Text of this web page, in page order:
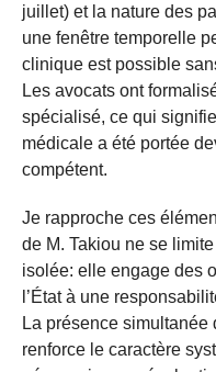
juillet) et la nature des
une fenêtre temporelle
clinique est possible
Les avocats ont
spécialisé, ce qui
médicale a été portée
compétent.
Je rapproche ces
de M. Takiou ne se
isolée: elle engage des
l’État à une
La présence simultanée
renforce le caractère